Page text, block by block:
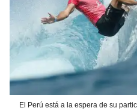
El Perú está a la espera de su